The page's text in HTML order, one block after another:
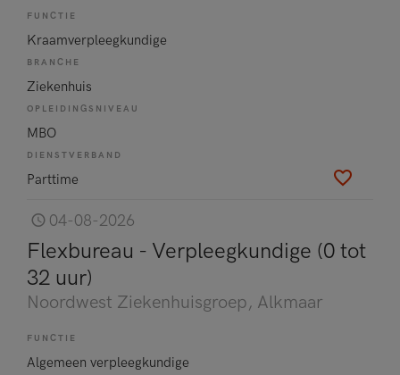
FUNCTIE
Kraamverpleegkundige
BRANCHE
Ziekenhuis
OPLEIDINGSNIVEAU
MBO
DIENSTVERBAND
Parttime
04-08-2026
Flexbureau - Verpleegkundige (0 tot
32 uur)
Noordwest Ziekenhuisgroep, Alkmaar
FUNCTIE
Algemeen verpleegkundige